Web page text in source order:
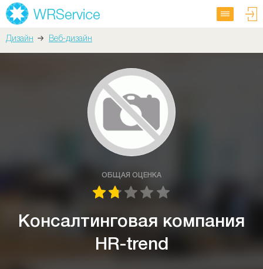
Дизайн Веб-дизайн
ОБЩАЯ ОЦЕНКА
Консалтинговая компания
HR-trend